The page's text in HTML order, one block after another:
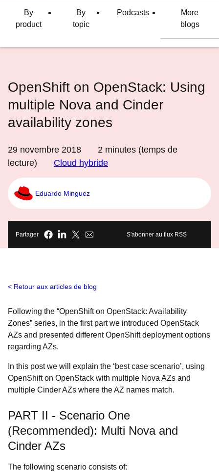
langueBy
product
By
topic
Podcasts
More
blogs
OpenShift on OpenStack: Using
multiple Nova and Cinder
availability zones
29 novembre 2018 2 minutes (temps de
lecture)
Cloud hybride
Eduardo Minguez
Partager S'abonner au flux RSS
Retour aux articles de blog
Following the “OpenShift on OpenStack: Availability
Zones” series, in the first part we introduced OpenStack
AZs and presented different OpenShift deployment options
regarding AZs.
In this post we will explain the ‘best case scenario’, using
OpenShift on OpenStack with multiple Nova AZs and
multiple Cinder AZs where the AZ names match.
PART II - Scenario One
(Recommended): Multi Nova and
Cinder AZs
The following scenario consists of: